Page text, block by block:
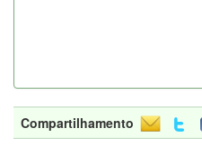
Compartilhamento